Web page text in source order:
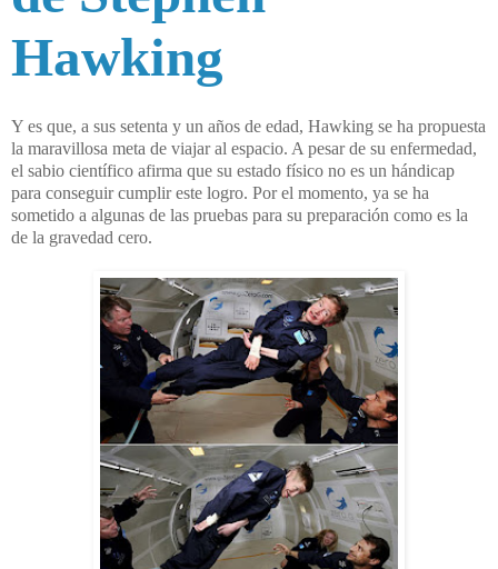
Hawking
Y es que, a sus setenta y un años de edad, Hawking se ha propuesta
la maravillosa meta de viajar al espacio. A pesar de su enfermedad,
el sabio científico afirma que su estado físico no es un hándicap
para conseguir cumplir este logro. Por el momento, ya se ha
sometido a algunas de las pruebas para su preparación como es la
de la gravedad cero.